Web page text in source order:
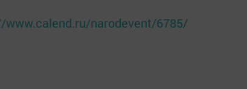
www.calend.ru/narodevent/6785/